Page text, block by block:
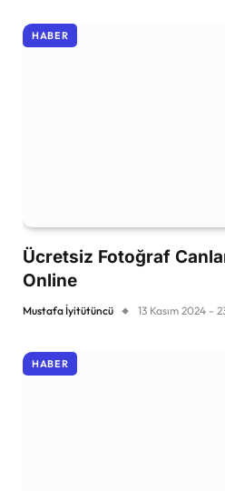
HABER
Ücretsiz Fotoğraf
Online
Mustafa İyitütüncü 13 Kasım 2024 -
HABER